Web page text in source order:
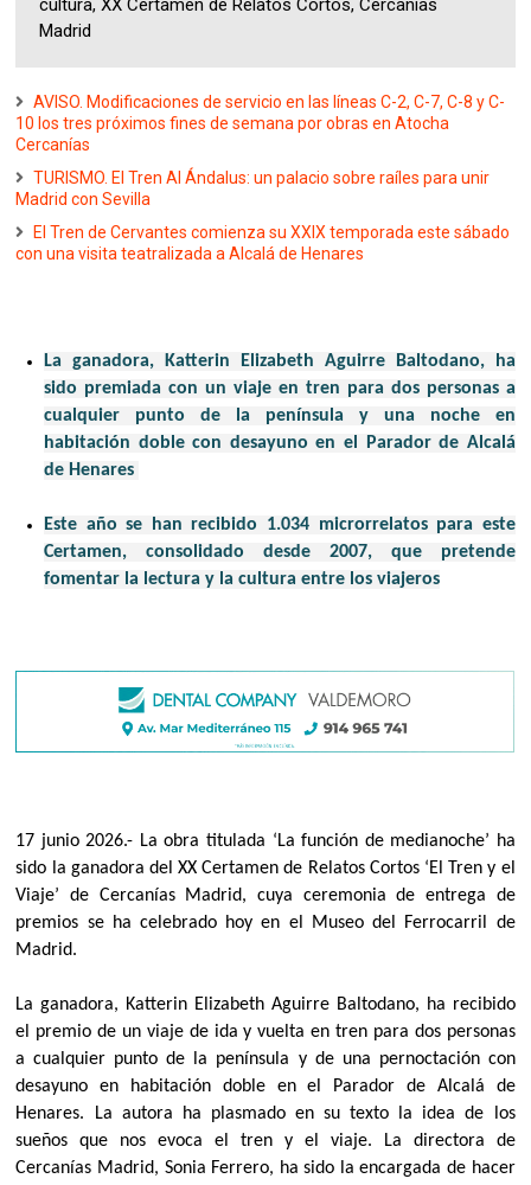
cultura, XX Certamen de Relatos Cortos, Cercanías
Madrid
AVISO. Modificaciones de servicio en las líneas C-2, C-7, C-8 y C-
10 los tres próximos fines de semana por obras en Atocha
Cercanías
TURISMO. El Tren Al Ándalus: un palacio sobre raíles para unir
Madrid con Sevilla
El Tren de Cervantes comienza su XXIX temporada este sábado
con una visita teatralizada a Alcalá de Henares
La ganadora, Katterin Elizabeth Aguirre Baltodano, ha
sido premiada con un viaje en tren para dos personas a
cualquier punto de la península y una noche en
habitación doble con desayuno en el Parador de Alcalá
de Henares
Este año se han recibido 1.034 microrrelatos para este
Certamen, consolidado desde 2007, que pretende
fomentar la lectura y la cultura entre los viajeros
17 junio 2026.- La obra titulada ‘La función de medianoche’ ha
sido la ganadora del XX Certamen de Relatos Cortos ‘El Tren y el
Viaje’ de Cercanías Madrid, cuya ceremonia de entrega de
premios se ha celebrado hoy en el Museo del Ferrocarril de
Madrid.
La ganadora, Katterin Elizabeth Aguirre Baltodano, ha recibido
el premio de un viaje de ida y vuelta en tren para dos personas
a cualquier punto de la península y de una pernoctación con
desayuno en habitación doble en el Parador de Alcalá de
Henares. La autora ha plasmado en su texto la idea de los
sueños que nos evoca el tren y el viaje. La directora de
Cercanías Madrid, Sonia Ferrero, ha sido la encargada de hacer